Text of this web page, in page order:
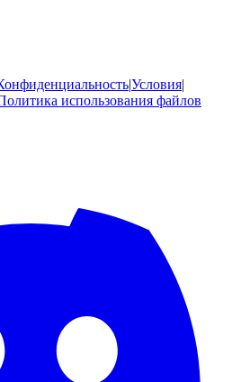
|Условия|
использования файлов